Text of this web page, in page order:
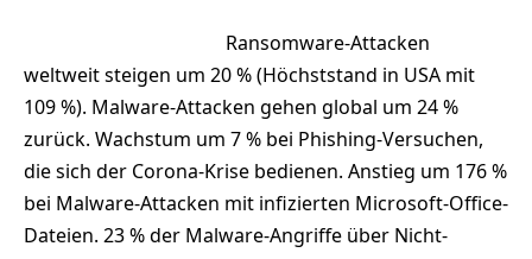
Ransomware-Attacken
weltweit steigen um 20 % (Höchststand in USA mit
109 %). Malware-Attacken gehen global um 24 %
zurück. Wachstum um 7 % bei Phishing-Versuchen,
die sich der Corona-Krise bedienen. Anstieg um 176 %
bei Malware-Attacken mit infizierten Microsoft-Office-
Dateien. 23 % der Malware-Angriffe über Nicht-